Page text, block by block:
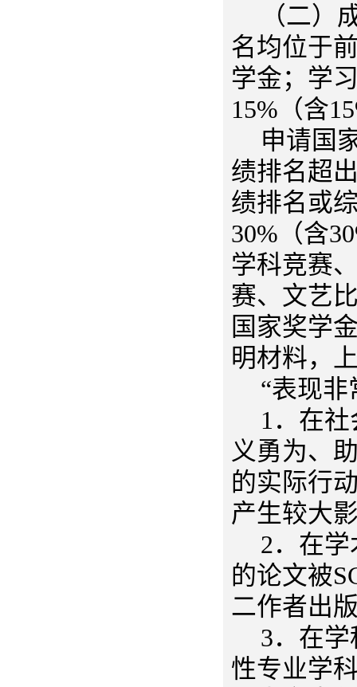
（二）
名均位于
学金；学
15%（含
申请国
绩排名超
绩排名或
30%（含
学科竞赛
赛、文艺
国家奖学
明材料，
“表现
1．在
义勇为、
的实际行
产生较大
2．在
的论文被
二作者出
3．在
性专业学